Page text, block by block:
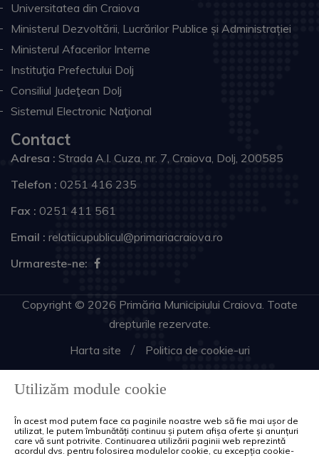
Universitatea din Craiova
Ministerul Dezvoltării, Lucrărilor Publice și Administrației
Ministerul Afacerilor Interne
Instituţia Prefectului Dolj
Consiliul Judeţean Dolj
Sistemul Electronic Naţional
Contact
Adresa : Strada A.I. Cuza, nr. 7, Craiova, Dolj, 200585
Telefon : 0251 416 235
Fax : 0251 411 561
Email : relatiicupublicul@primariacraiova.ro
Urmareste-ne:
Copyright © 2026 Primăria Municipiului Craiova. Toate
drepturile rezervate.
Harta site
Politica de cookie-uri
Utilizăm module cookie
În acest mod putem face ca paginile noastre web să fie mai ușor de
utilizat, le putem îmbunătăți continuu și putem afișa oferte și anunțuri
care vă sunt potrivite. Continuarea utilizării paginii web reprezintă
acordul dvs. pentru folosirea modulelor cookie, cu excepția cookie-